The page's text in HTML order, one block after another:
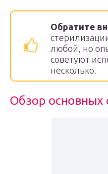
Обратите
любой, но
советуют
несколько.
Обзор основных